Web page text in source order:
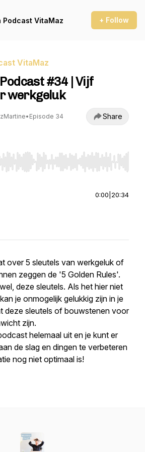
Podcast VitaMaz + Follow
VitaMaz
#34 | Vijf
werkgeluk
• Episode 34 Share
Right to seek, Home/End to jump
0:00 20:34
over 5 sleutels van werkgeluk of
zeggen de '5 Golden Rules'.
deze sleutels. Als het hier niet
je onmogelijk gelukkig zijn in je
deze sleutels of bouwstenen voor
zijn.
helemaal uit en je kunt er
de slag en dingen te verbeteren
nog niet optimaal is!